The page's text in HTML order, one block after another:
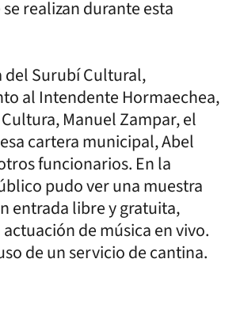
realizan durante esta
del Surubí Cultural,
al Intendente Hormaechea,
Manuel Zampar, el
cartera municipal, Abel
funcionarios. En la
pudo ver una muestra
entrada libre y gratuita,
de música en vivo.
de un servicio de cantina.